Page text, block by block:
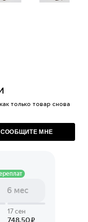
только товар снова
СООБЩИТЕ МНЕ